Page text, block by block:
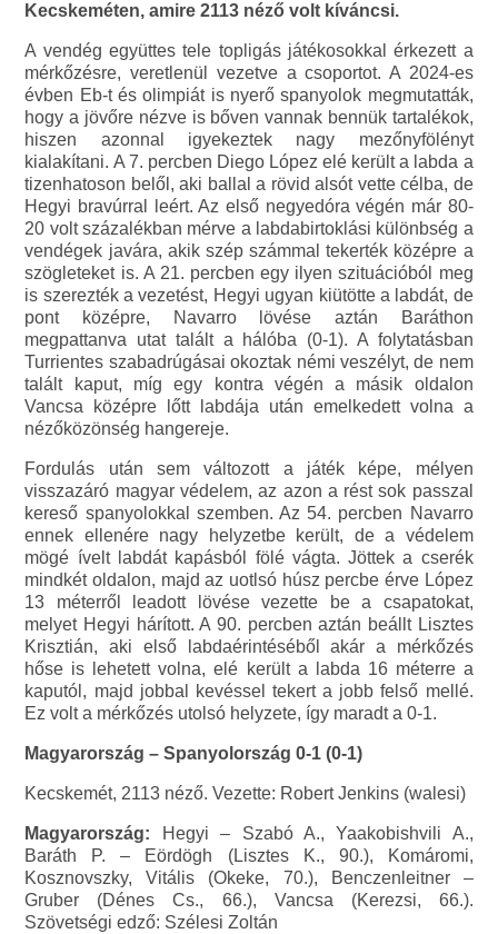
Kecskeméten, amire 2113 néző volt kíváncsi.
A vendég együttes tele topligás játékosokkal érkezett a
mérkőzésre, veretlenül vezetve a csoportot. A 2024-es
évben Eb-t és olimpiát is nyerő spanyolok megmutatták,
hogy a jövőre nézve is bőven vannak bennük tartalékok,
hiszen azonnal igyekeztek nagy mezőnyfölényt
kialakítani. A 7. percben Diego López elé került a labda a
tizenhatoson belől, aki ballal a rövid alsót vette célba, de
Hegyi bravúrral leért. Az első negyedóra végén már 80-
20 volt százalékban mérve a labdabirtoklási különbség a
vendégek javára, akik szép számmal tekerték középre a
szögleteket is. A 21. percben egy ilyen szituációból meg
is szerezték a vezetést, Hegyi ugyan kiütötte a labdát, de
pont középre, Navarro lövése aztán Baráthon
megpattanva utat talált a hálóba (0-1). A folytatásban
Turrientes szabadrúgásai okoztak némi veszélyt, de nem
talált kaput, míg egy kontra végén a másik oldalon
Vancsa középre lőtt labdája után emelkedett volna a
nézőközönség hangereje.
Fordulás után sem változott a játék képe, mélyen
visszazáró magyar védelem, az azon a rést sok passzal
kereső spanyolokkal szemben. Az 54. percben Navarro
ennek ellenére nagy helyzetbe került, de a védelem
mögé ívelt labdát kapásból fölé vágta. Jöttek a cserék
mindkét oldalon, majd az uotlsó húsz percbe érve López
13 méterről leadott lövése vezette be a csapatokat,
melyet Hegyi hárított. A 90. percben aztán beállt Lisztes
Krisztián, aki első labdaérintéséből akár a mérkőzés
hőse is lehetett volna, elé került a labda 16 méterre a
kaputól, majd jobbal kevéssel tekert a jobb felső mellé.
Ez volt a mérkőzés utolsó helyzete, így maradt a 0-1.
Magyarország – Spanyolország 0-1 (0-1)
Kecskemét, 2113 néző. Vezette: Robert Jenkins (walesi)
Magyarország: Hegyi – Szabó A., Yaakobishvili A.,
Baráth P. – Eördögh (Lisztes K., 90.), Komáromi,
Kosznovszky, Vitális (Okeke, 70.), Benczenleitner –
Gruber (Dénes Cs., 66.), Vancsa (Kerezsi, 66.).
Szövetségi edző: Szélesi Zoltán